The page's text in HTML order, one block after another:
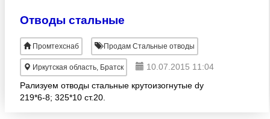
Отводы стальные
Промтехснаб Продам Стальные отводы
Иркутская область, Братск
10.07.2015 11:04
Рализуем отводы стальные крутоизогнутые dy
219*6-8; 325*10 ст.20.